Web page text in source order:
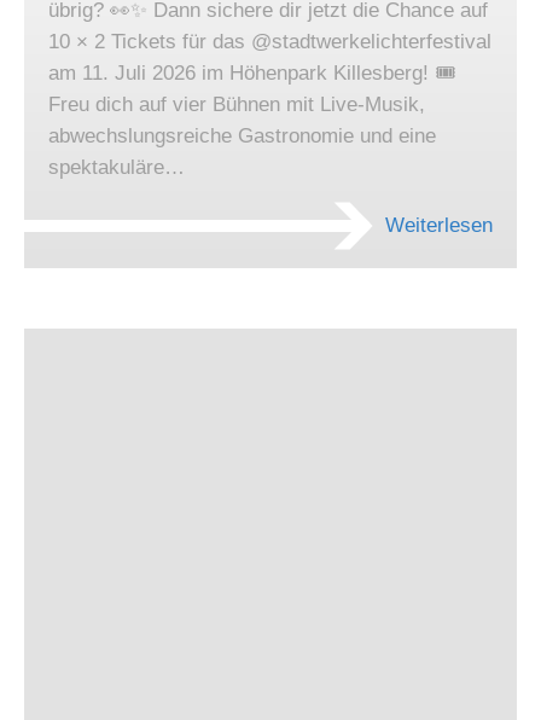
übrig? 👀✨ Dann sichere dir jetzt die Chance auf
10 × 2 Tickets für das @stadtwerkelichterfestival
am 11. Juli 2026 im Höhenpark Killesberg! 🎟️
Freu dich auf vier Bühnen mit Live-Musik,
abwechslungsreiche Gastronomie und eine
spektakuläre…
Weiterlesen